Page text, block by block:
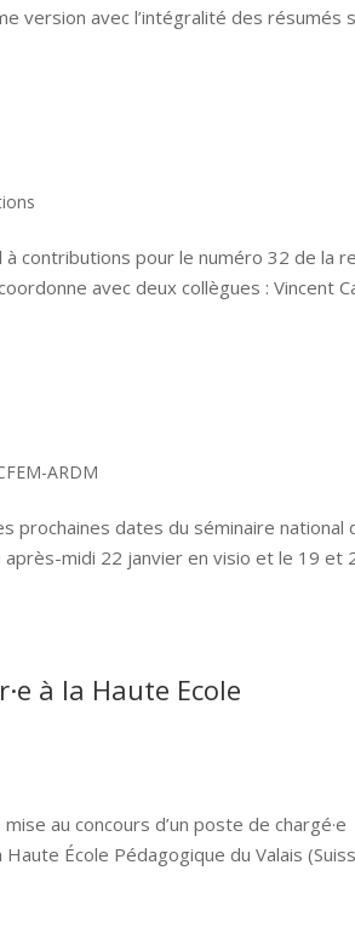
version avec l’intégralité des résumés
contributions pour le numéro 32 de la
avec deux collègues : Vincent
ARDM
prochaines dates du séminaire national
après-midi 22 janvier en visio et le 19 et
à la Haute Ecole
au concours d’un poste de chargé·e
École Pédagogique du Valais